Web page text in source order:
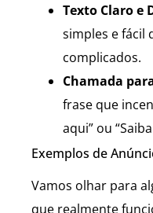
Texto Claro e
simples e fácil
complicados.
Chamada
frase que
aqui” ou
Exemplos de
Vamos olhar para
que realmente